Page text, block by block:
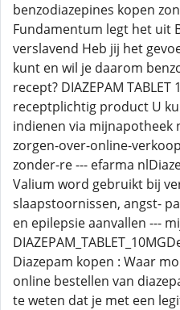
benzodiazepines kopen
Fundamentum legt het uit
verslavend Heb jij het
kunt en wil je daarom
recept? DIAZEPAM TABLET
receptplichtig product U
indienen via mijnapotheek
zorgen-over-online-
zonder-re --- efarma
Valium word gebruikt bij
slaapstoornissen, angst-
en epilepsie aanvallen ---
Diazepam kopen : Waar
online bestellen van
te weten dat je met een